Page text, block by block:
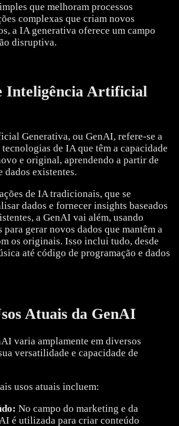
que melhoram processos
complexas que criam novos
a IA generativa oferece um campo
disruptiva.
Inteligência Artificial
Generativa, ou GenAI, refere-se a
de IA que têm a capacidade
e original, aprendendo a partir de
dados existentes.
de IA tradicionais, que se
dados e fornecer insights baseados
a GenAI vai além, usando
para gerar novos dados que mantêm a
os originais. Isso inclui tudo, desde
até código de programação e dados
Atuais da GenAI
varia amplamente em diversos
versatilidade e capacidade de
usos atuais incluem:
No campo do marketing e da
é utilizada para criar conteúdo